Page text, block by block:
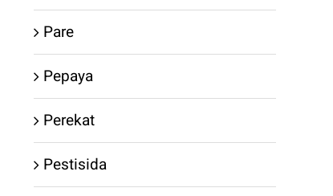
Pare
Pepaya
Perekat
Pestisida